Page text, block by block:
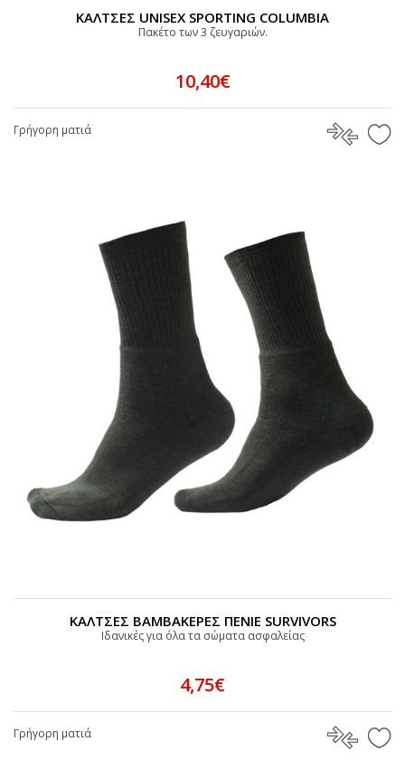
ΚΑΛΤΣΕΣ UNISEX SPORTING COLUMBIA
Πακέτο των 3 ζευγαριών.
10,40€
Γρήγορη ματιά
ΚΑΛΤΣΕΣ ΒΑΜΒΑΚΕΡΕΣ ΠΕΝΙΕ SURVIVORS
Ιδανικές για όλα τα σώματα ασφαλείας
4,75€
Γρήγορη ματιά